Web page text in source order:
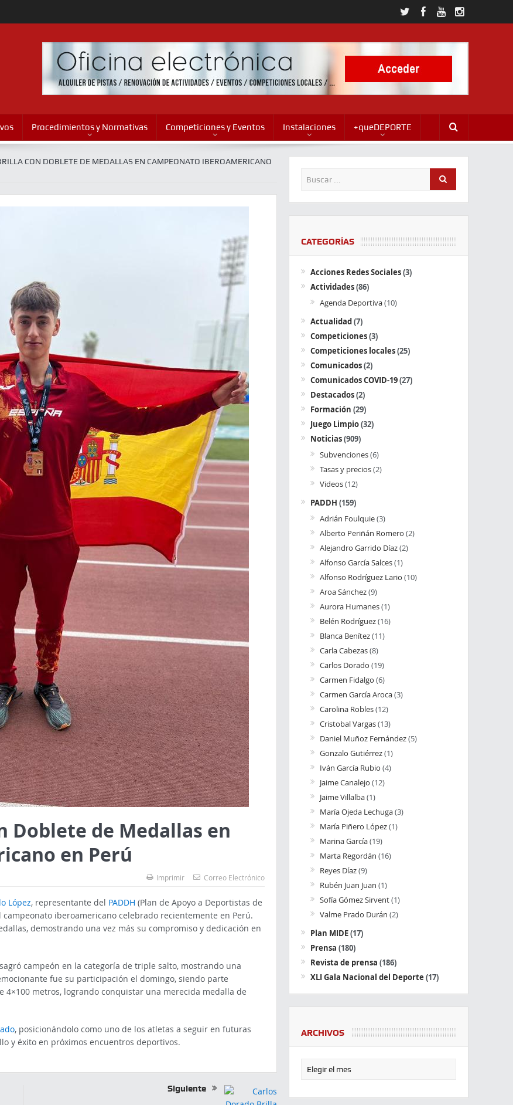
Procedimientos y Normativas Competiciones y Eventos Instalaciones +queDEPORTE
CON DOBLETE DE MEDALLAS EN CAMPEONATO IBEROAMERICANO
Doblete de Medallas en
en Perú
Imprimir Correo Electrónico
López, representante del PADDH (Plan de Apoyo a Deportistas de
iberoamericano celebrado recientemente en Perú.
demostrando una vez más su compromiso y dedicación en
campeón en la categoría de triple salto, mostrando una
fue su participación el domingo, siendo parte
metros, logrando conquistar una merecida medalla de
, posicionándolo como uno de los atletas a seguir en futuras
y éxito en próximos encuentros deportivos.
Siguiente
CATEGORÍAS
Acciones Redes Sociales(3)
Actividades(86)
Agenda Deportiva(10)
Actualidad(7)
Competiciones(3)
Competiciones locales(25)
Comunicados(2)
Comunicados COVID-19(27)
Destacados(2)
Formación (29)
Juego Limpio(32)
Noticias(909)
Subvenciones(6)
Tasas y precios(2)
Videos(12)
PADDH (159)
Adrián Foulquie(3)
Alberto Periñán Romero (2)
Alejandro Garrido Díaz(2)
Alfonso García Salces(1)
Alfonso Rodríguez Lario (10)
Aroa Sánchez(9)
Aurora Humanes(1)
Belén Rodríguez(16)
Blanca Benítez(11)
Carla Cabezas(8)
Carlos Dorado (19)
Carmen Fidalgo (6)
Carmen García Aroca(3)
Carolina Robles(12)
Cristobal Vargas(13)
Daniel Muñoz Fernández(5)
Gonzalo Gutiérrez(1)
Iván García Rubio (4)
Jaime Canalejo (12)
Jaime Villalba(1)
María Ojeda Lechuga(3)
María Piñero López(1)
Marina García(19)
Marta Regordán (16)
Reyes Díaz(9)
Rubén Juan Juan (1)
Sofía Gómez Sirvent(1)
Valme Prado Durán (2)
Plan MIDE(17)
Prensa (180)
Revista de prensa (186)
XLI Gala Nacional del Deporte (17)
ARCHIVOS